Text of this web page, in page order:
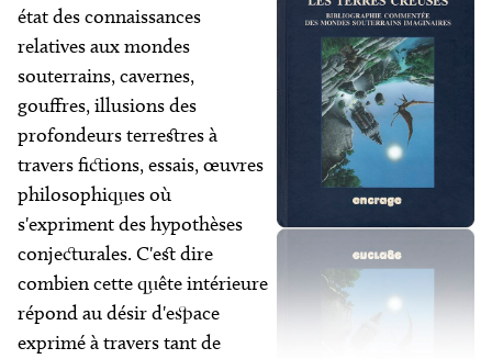
état des connaissances
relatives aux mondes
souterrains, cavernes,
gouffres, illusions des
profondeurs terrestres à
travers fictions, essais, œuvres
philosophiques où
s'expriment des hypothèses
conjecturales. C'est dire
combien cette quête intérieure
répond au désir d'espace
exprimé à travers tant de